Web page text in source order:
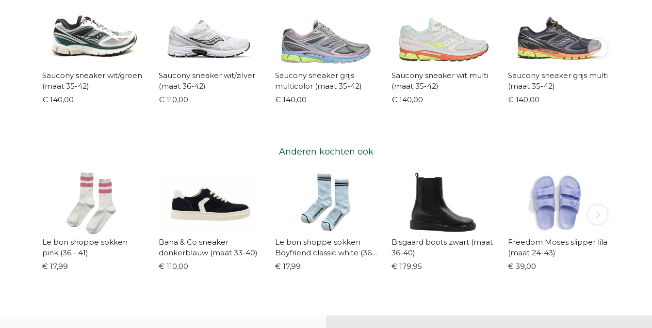
Saucony sneaker wit/groen
(maat 35-42)
€ 140,00
Saucony sneaker wit/zilver
(maat 36-42)
€ 110,00
Saucony sneaker grijs
multicolor (maat 35-42)
€ 140,00
Saucony sneaker wit multi
(maat 35-42)
€ 140,00
Saucony sneaker grijs multi
(maat 35-42)
€ 140,00
Anderen kochten ook
Le bon shoppe sokken
pink (36 - 41)
€ 17,99
Bana & Co sneaker
donkerblauw (maat 33-40)
€ 110,00
Le bon shoppe sokken
Boyfriend classic white (36 -
41)
€ 17,99
Bisgaard boots zwart (maat
36-40)
€ 179,95
Freedom Moses slipper lila
(maat 24-43)
€ 39,00